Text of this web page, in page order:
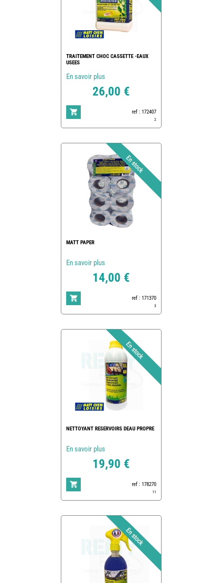
TRAITEMENT CHOC CASSETTE -EAUX
USEES
En savoir plus
26,00 €
ref : 172407
2
MATT PAPER
En savoir plus
14,00 €
ref : 171370
3
NETTOYANT RESERVOIRS DEAU PROPRE
En savoir plus
19,90 €
ref : 178270
11